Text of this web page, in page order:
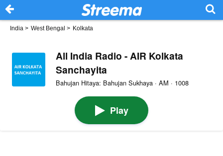
India > West Bengal > Kolkata
All India Radio - AIR Kolkata
Sanchayita
Bahujan Hitaya: Bahujan Sukhaya · AM · 1008
Play